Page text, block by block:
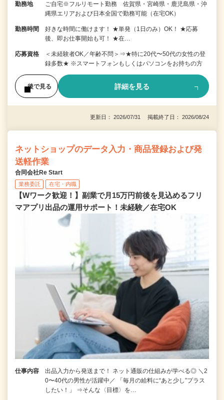
勤務地
ご自宅※フルリモート勤務 佐賀県・宮崎県・鹿児島県・沖
縄県エリアおよび日本全国で勤務可能（在宅OK）
勤務時間
好きな時間に働けます！ ★単発（1日のみ）OK！ ★応募
後、即お仕事開始も可！ ★在…
応募資格
＜未経験者OK／年齢不問＞⇒★特に20代〜50代の女性の登
録多数★ ※スマートフォンもしくはパソコンをお持ちの方
後で見る 詳細を見る
更新日： 2026/07/31 掲載終了日： 2026/08/24
ネットショップのデータ入力・商品登録および発
送軽作業
合同会社Re Start
業務委託 在宅・内職
【Wワーク歓迎！】副業で月15万円前後を見込めるフリ
マアプリ出品の運用サポート！未経験／在宅OK
仕事内容
出品入力から発送まで！ ネット通販の仕組みが学べる◎ ＼2
0〜40代の男性が活躍中／ 「毎月の給料に“あと少し”プラス
したい！」 ⇒そんな〈目標〉を…